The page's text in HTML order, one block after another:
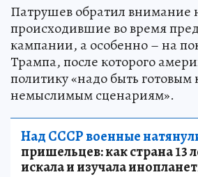
Патрушев обратил внимание
происходившие во время
кампании, а особенно – на
Трампа, после которого
политику «надо быть
немыслимым сценариям».
Над СССР военные
пришельцев: как страна 13
искала и изучала